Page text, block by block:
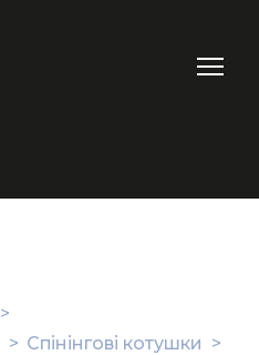
Спінінгові котушки